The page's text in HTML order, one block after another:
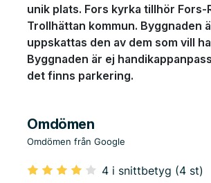
unik plats. Fors kyrka tillhör
Trollhättan kommun. Byggnaden
uppskattas den av dem som vill
Byggnaden är ej
det finns parkering.
Omdömen
Omdömen från Google
4 i snittbetyg (4 st)